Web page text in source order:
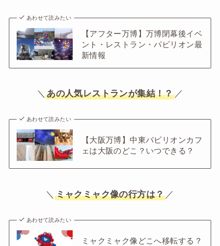
あわせて読みたい
【アフター万博】万博閉幕後イベ
ント・レストラン・パビリオン最
新情報
＼あの人気レストランが集結！？／
あわせて読みたい
【大阪万博】中東パビリオンカフ
ェは大阪のどこ？いつできる？
＼ ミャクミャク像の行方は？ ／
あわせて読みたい
ミャクミャク像どこへ移転する？